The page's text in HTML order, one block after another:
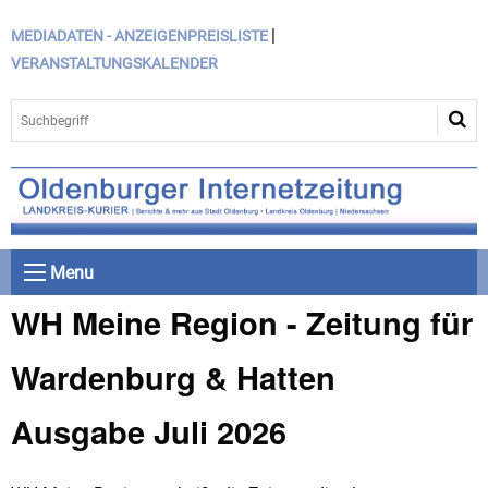
MEDIADATEN - ANZEIGENPREISLISTE |
VERANSTALTUNGSKALENDER
Menu
WH Meine Region - Zeitung für
Wardenburg & Hatten
Ausgabe Juli 2026